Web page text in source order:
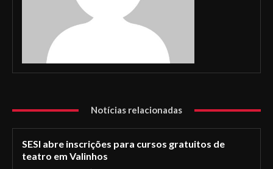
Notícias relacionadas
SESI abre inscrições para cursos gratuitos de
teatro em Valinhos